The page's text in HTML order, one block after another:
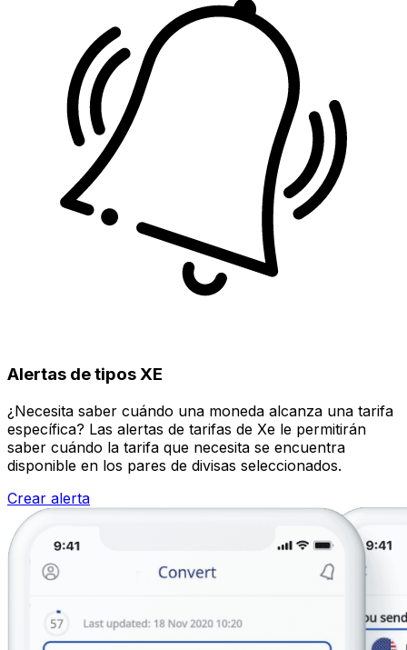
Alertas de tipos XE
¿Necesita saber cuándo una moneda alcanza una tarifa
específica? Las alertas de tarifas de Xe le permitirán
saber cuándo la tarifa que necesita se encuentra
disponible en los pares de divisas seleccionados.
Crear alerta